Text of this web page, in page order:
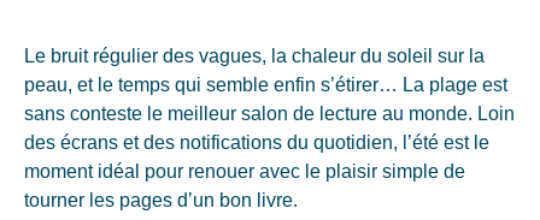
Le bruit régulier des vagues, la chaleur du soleil sur la
peau, et le temps qui semble enfin s’étirer… La plage est
sans conteste le meilleur salon de lecture au monde. Loin
des écrans et des notifications du quotidien, l’été est le
moment idéal pour renouer avec le plaisir simple de
tourner les pages d’un bon livre.